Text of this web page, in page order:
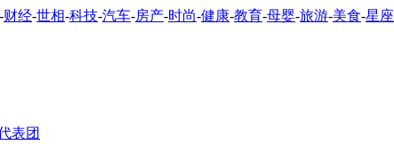
-财经-世相-科技-汽车-房产-时尚-健康-教育-母婴-旅游-美食-星座
表团